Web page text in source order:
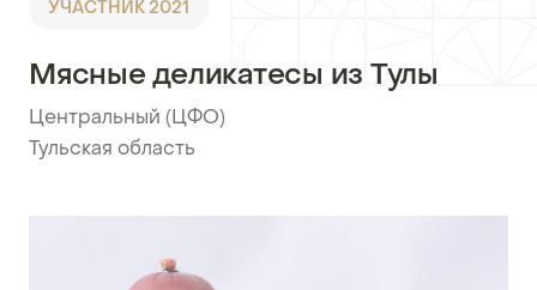
УЧАСТНИК 2021
Мясные деликатесы из Тулы
Центральный (ЦФО)
Тульская область